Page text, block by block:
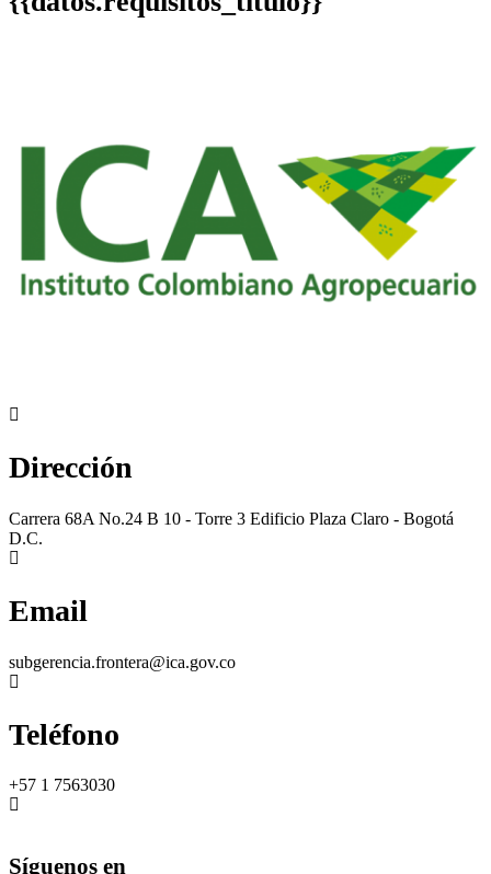
Dirección
Carrera 68A No.24 B 10 - Torre 3 Edificio Plaza Claro - Bogotá
D.C.
Email
subgerencia.frontera@ica.gov.co
Teléfono
+57 1 7563030
Síguenos en